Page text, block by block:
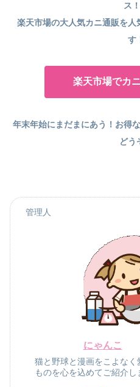
ス
楽天市場の大人気カニ通販を人
す
楽天市場でカ
年末年始にまだまにあう！お得
どう
管理人
にゃんこ
猫と野球と漫画をこよな
ものを心を込めてご紹介し